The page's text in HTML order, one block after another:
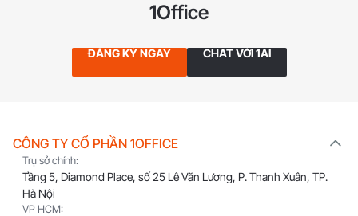
1Office
ĐĂNG KÝ NGAY CHAT VỚI 1AI
CÔNG TY CỔ PHẦN 1OFFICE
Trụ sở chính:
Tầng 5, Diamond Place, số 25 Lê Văn Lương, P. Thanh Xuân, TP.
Hà Nội
VP HCM: